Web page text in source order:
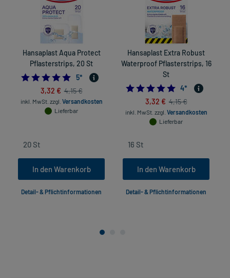
Hansaplast Aqua Protect
Pflasterstrips, 20 St
5.0
5*
3,32 € 4,15 €
inkl. MwSt. zzgl. Versandkosten
Lieferbar
In den Warenkorb
Detail- & Pflichtinformationen
Hansaplast Extra Robust
Waterproof Pflasterstrips, 16
St
5.0
4*
3,32 € 4,15 €
inkl. MwSt. zzgl. Versandkosten
Lieferbar
In den Warenkorb
Detail- & Pflichtinformationen